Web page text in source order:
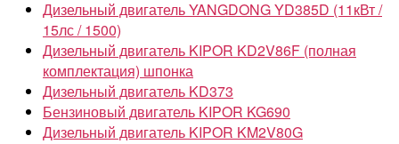
Дизельный двигатель YANGDONG YD385D (11кВт /
15лс / 1500)
Дизельный двигатель KIPOR KD2V86F (полная
комплектация) шпонка
Дизельный двигатель KD373
Бензиновый двигатель KIPOR KG690
Дизельный двигатель KIPOR KM2V80G